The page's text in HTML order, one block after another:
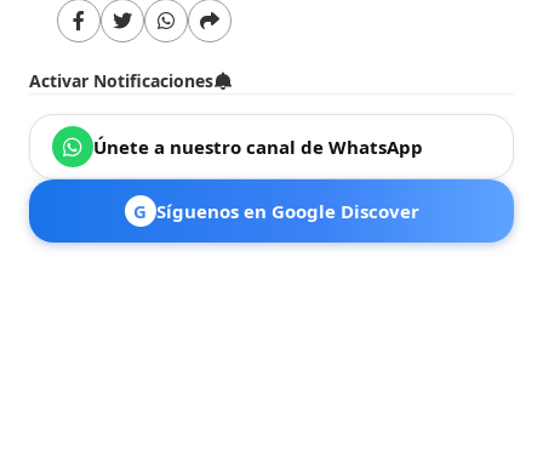
Activar Notificaciones
Únete a nuestro canal de WhatsApp
G Síguenos en Google Discover